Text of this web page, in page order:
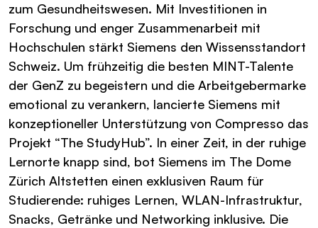
zum Gesundheitswesen. Mit Investitionen in
Forschung und enger Zusammenarbeit mit
Hochschulen stärkt Siemens den Wissensstandort
Schweiz. Um frühzeitig die besten MINT-Talente
der GenZ zu begeistern und die Arbeitgebermarke
emotional zu verankern, lancierte Siemens mit
konzeptioneller Unterstützung von Compresso das
Projekt “The StudyHub”. In einer Zeit, in der ruhige
Lernorte knapp sind, bot Siemens im The Dome
Zürich Altstetten einen exklusiven Raum für
Studierende: ruhiges Lernen, WLAN-Infrastruktur,
Snacks, Getränke und Networking inklusive. Die